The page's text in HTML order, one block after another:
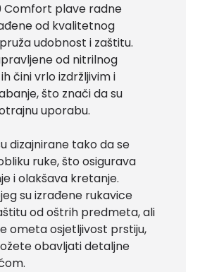
Comfort plave radne
od kvalitetnog
udobnost i zaštitu.
od nitrilnog
čini vrlo izdržljivim i
što znači da su
uporabu.
dizajnirane tako da se
ruke, što osigurava
i olakšava kretanje.
su izrađene rukavice
od oštrih predmeta, ali
ometa osjetljivost prstiju,
obavljati detaljne